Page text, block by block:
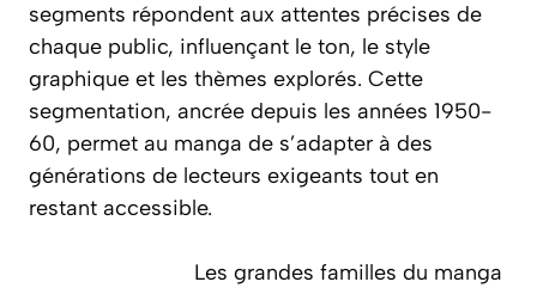
segments répondent aux attentes précises de
chaque public, influençant le ton, le style
graphique et les thèmes explorés. Cette
segmentation, ancrée depuis les années 1950-
60, permet au manga de s’adapter à des
générations de lecteurs exigeants tout en
restant accessible.
Les grandes familles du manga